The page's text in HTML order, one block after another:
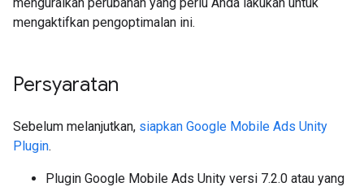
mengaktifkan pengoptimalan ini.
Persyaratan
Sebelum melanjutkan, siapkan Google Mobile Ads Unity
Plugin.
Plugin Google Mobile Ads Unity versi 7.2.0 atau yang